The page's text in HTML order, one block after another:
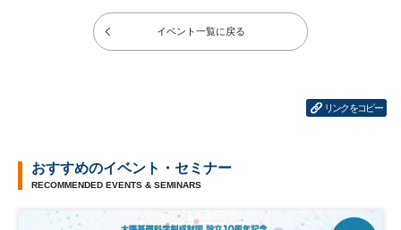
イベント一覧に戻る
リンクをコピー
おすすめのイベント・セミナー
RECOMMENDED EVENTS & SEMINARS